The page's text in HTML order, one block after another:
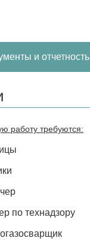
и отчетность
работу требуются:
по технадзору